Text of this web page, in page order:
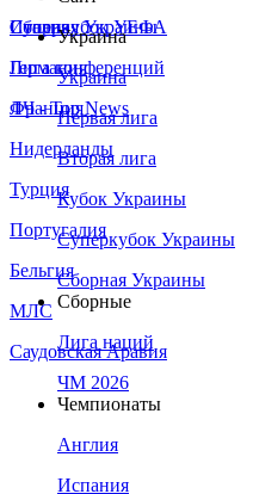
Сборная Украины
Италия
Германия
Франция
Нидерланды
Турция
Португалия
Бельгия
МЛС
Саудовская Аравия
Суперкубок УЕФА
Лига конференций
ЛЧ - Top News
Украина
Украина
Первая лига
Вторая лига
Кубок Украины
Суперкубок Украины
Сборная Украины
Сборные
Лига наций
ЧМ 2026
Чемпионаты
Англия
Испания